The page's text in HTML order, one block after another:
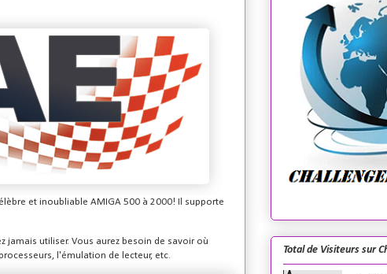
et inoubliable AMIGA 500 à 2000! Il supporte
jamais utiliser. Vous aurez besoin de savoir où
l'émulation de lecteur, etc.
Total de Visiteurs sur